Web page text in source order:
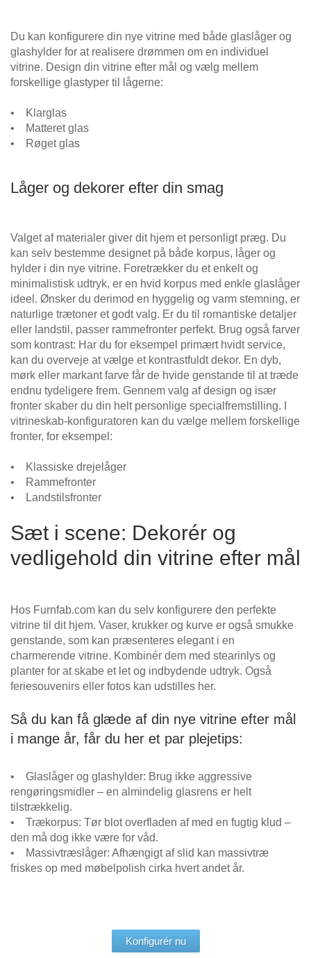
Du kan konfigurere din nye vitrine med både glaslåger og
glashylder for at realisere drømmen om en individuel
vitrine. Design din vitrine efter mål og vælg mellem
forskellige glastyper til lågerne:
• Klarglas
• Matteret glas
• Røget glas
Låger og dekorer efter din smag
Valget af materialer giver dit hjem et personligt præg. Du
kan selv bestemme designet på både korpus, låger og
hylder i din nye vitrine. Foretrækker du et enkelt og
minimalistisk udtryk, er en hvid korpus med enkle glaslåger
ideel. Ønsker du derimod en hyggelig og varm stemning, er
naturlige trætoner et godt valg. Er du til romantiske detaljer
eller landstil, passer rammefronter perfekt. Brug også farver
som kontrast: Har du for eksempel primært hvidt service,
kan du overveje at vælge et kontrastfuldt dekor. En dyb,
mørk eller markant farve får de hvide genstande til at træde
endnu tydeligere frem. Gennem valg af design og især
fronter skaber du din helt personlige specialfremstilling. I
vitrineskab-konfiguratoren kan du vælge mellem forskellige
fronter, for eksempel:
• Klassiske drejelåger
• Rammefronter
• Landstilsfronter
Sæt i scene: Dekorér og
vedligehold din vitrine efter mål
Hos Furnfab.com kan du selv konfigurere den perfekte
vitrine til dit hjem. Vaser, krukker og kurve er også smukke
genstande, som kan præsenteres elegant i en
charmerende vitrine. Kombinér dem med stearinlys og
planter for at skabe et let og indbydende udtryk. Også
feriesouvenirs eller fotos kan udstilles her.
Så du kan få glæde af din nye vitrine efter mål
i mange år, får du her et par plejetips:
• Glaslåger og glashylder: Brug ikke aggressive
rengøringsmidler – en almindelig glasrens er helt
tilstrækkelig.
• Trækorpus: Tør blot overfladen af med en fugtig klud –
den må dog ikke være for våd.
• Massivtræslåger: Afhængigt af slid kan massivtræ
friskes op med møbelpolish cirka hvert andet år.
Konfigurér nu